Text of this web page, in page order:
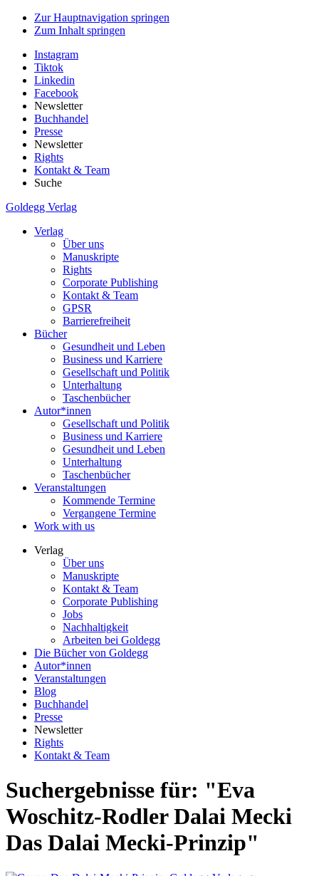
Zur Hauptnavigation springen
Zum Inhalt springen
Instagram
Tiktok
Linkedin
Facebook
Newsletter
Buchhandel
Presse
Newsletter
Rights
Kontakt & Team
Suche
Goldegg Verlag
Verlag
Über uns
Manuskripte
Rights
Corporate Publishing
Kontakt & Team
GPSR
Barrierefreiheit
Bücher
Gesundheit und Leben
Business und Karriere
Gesellschaft und Politik
Unterhaltung
Taschenbücher
Autor*innen
Gesellschaft und Politik
Business und Karriere
Gesundheit und Leben
Unterhaltung
Taschenbücher
Veranstaltungen
Kommende Termine
Vergangene Termine
Work with us
Verlag
Über uns
Manuskripte
Kontakt & Team
Corporate Publishing
Jobs
Nachhaltigkeit
Arbeiten bei Goldegg
Die Bücher von Goldegg
Autor*innen
Veranstaltungen
Blog
Buchhandel
Presse
Newsletter
Rights
Kontakt & Team
Suchergebnisse für: "Eva
Woschitz-Rodler Dalai Mecki
Das Dalai Mecki-Prinzip"